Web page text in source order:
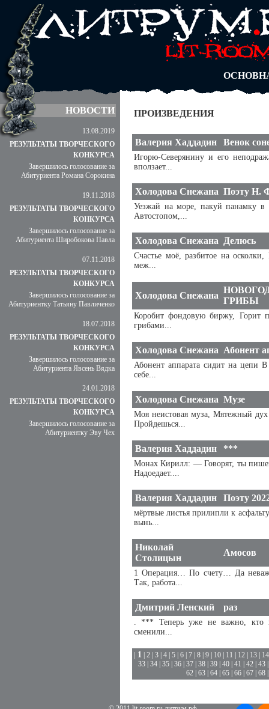
АВТОРЫ
БЛОГИ
АБИТУРА
НОВОСТИ
13.08.2019
РЕЗУЛЬТАТЫ ТВОРЧЕСКОГО
КОНКУРСА
Завершилось голосование за
Абитуриента Романа Сорокина
19.11.2018
РЕЗУЛЬТАТЫ ТВОРЧЕСКОГО
КОНКУРСА
Завершилось голосование за
Абитуриента Широбокова Павла
07.11.2018
РЕЗУЛЬТАТЫ ТВОРЧЕСКОГО
КОНКУРСА
Завершилось голосование за
Абитуриентку Татьяну Павличенко
18.07.2018
РЕЗУЛЬТАТЫ ТВОРЧЕСКОГО
КОНКУРСА
Завершилось голосование за
Абитуриента Явсень Вядка
24.01.2018
РЕЗУЛЬТАТЫ ТВОРЧЕСКОГО
КОНКУРСА
Завершилось голосование за
Абитуриентку Эву Чех
ПРОИЗВЕДЕНИЯ
Валерия Хаддадин Венок
Игорю-Северянину и его
вползает...
Холодова Снежана Поэту Н.
Уезжай на море, пакуй панамку в
Автостопом,...
Холодова Снежана Делюсь
Счастье моё, разбитое на
меж...
Холодова Снежана
ГРИБЫ
Коробит фондовую биржу, Горит
грибами...
Холодова Снежана Абонент
Абонент аппарата сидит на цепи
себе...
Холодова Снежана Музе
Моя неистовая муза, Мятежный дух
Пройдешься...
Валерия Хаддадин ***
Монах Кирилл: — Говорят, ты
Надоедает....
Валерия Хаддадин Поэту
мёртвые листья прилипли к
вынь...
Николай
Столицын
Амосов
1 Операция… По счету… Да
Так, работа...
Дмитрий Ленский раз
. *** Теперь уже не важно, кто
сменили...
1 2 3 4 5 6 7 8 9 10 11 12 13
14
33| 34| 35| 36| 37| 38| 39| 40| 41 42| 43
62| 63| 64| 65| 66| 67| 68